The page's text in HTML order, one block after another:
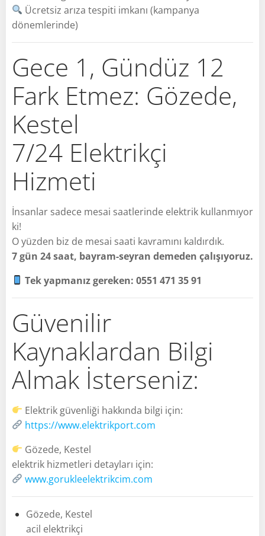
Ücretsiz arıza tespiti imkanı (kampanya
dönemlerinde)
Gece 1, Gündüz 12
Fark Etmez: Gözede,
Kestel
7/24 Elektrikçi
Hizmeti
İnsanlar sadece mesai saatlerinde elektrik kullanmıyor
ki!
O yüzden biz de mesai saati kavramını kaldırdık.
7 gün 24 saat, bayram-seyran demeden çalışıyoruz.
Tek yapmanız gereken: 0551 471 35 91
Güvenilir
Kaynaklardan Bilgi
Almak İsterseniz:
Elektrik güvenliği hakkında bilgi için:
https://www.elektrikport.com
Gözede, Kestel
elektrik hizmetleri detayları için:
www.gorukleelektrikcim.com
Gözede, Kestel
acil elektrikçi